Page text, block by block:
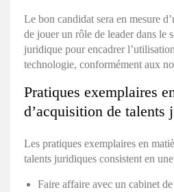
Le bon candidat sera en mesure
de jouer un rôle de leaderdans le
juridique pour encadrer
technologie, conformément aux
Pratiques exemplaires
d’acquisition de talents
Les pratiques exemplaires en
talents juridiques consistent en
Faire affaire avec un cabinet